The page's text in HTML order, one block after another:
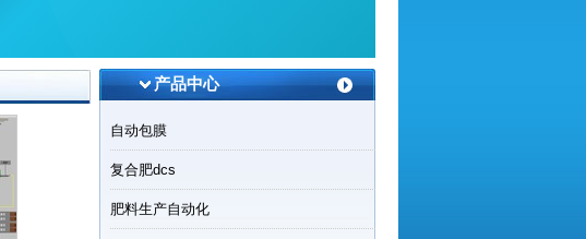
产品中心
自动包膜
复合肥dcs
肥料生产自动化